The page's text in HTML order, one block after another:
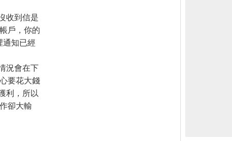
收到信是
戶，你的
通知已經
況會在下
要花大錢
利，所以
卻大輸